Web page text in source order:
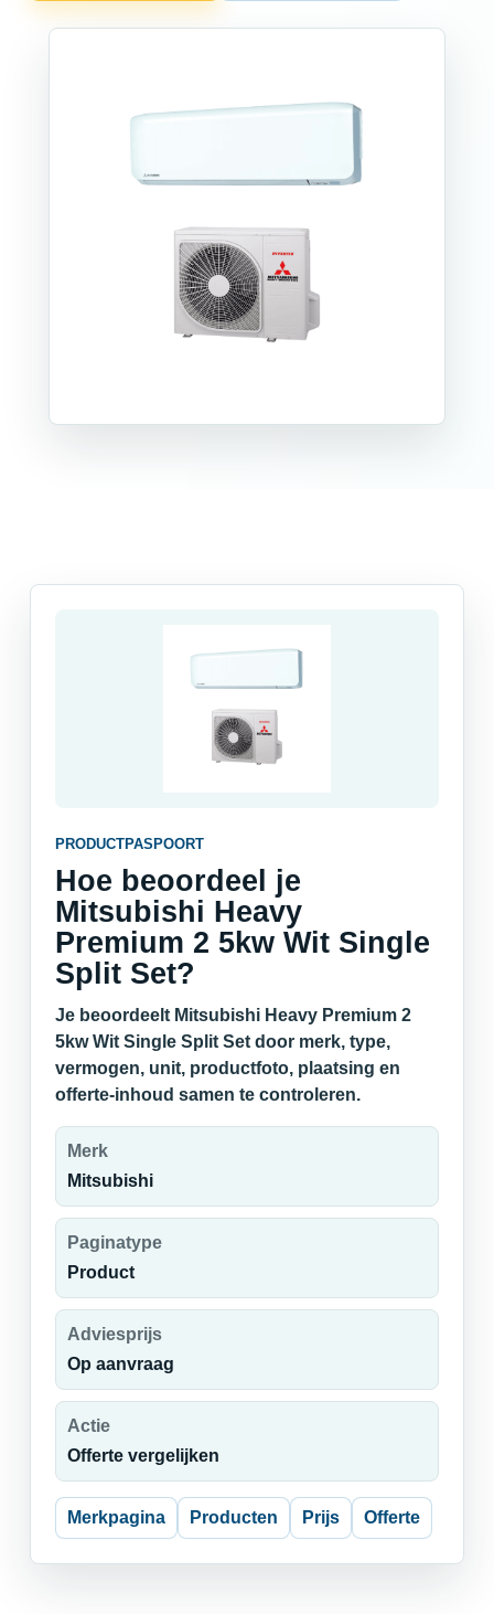
PRODUCTPASPOORT
Hoe beoordeel je
Mitsubishi Heavy
Premium 2 5kw Wit Single
Split Set?
Je beoordeelt Mitsubishi Heavy Premium 2
5kw Wit Single Split Set door merk, type,
vermogen, unit, productfoto, plaatsing en
offerte-inhoud samen te controleren.
Merk
Mitsubishi
Paginatype
Product
Adviesprijs
Op aanvraag
Actie
Offerte vergelijken
Merkpagina Producten Prijs Offerte